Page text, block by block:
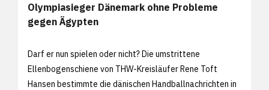
Olympiasieger Dänemark ohne Probleme
gegen Ägypten
Darf er nun spielen oder nicht? Die umstrittene
Ellenbogenschiene von THW-Kreisläufer Rene Toft
Hansen bestimmte die dänischen Handballnachrichten in